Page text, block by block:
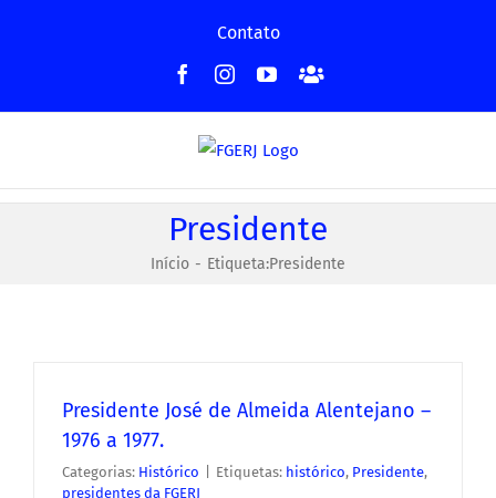
conteúdo
Contato
FacebookInstagram
YouTubeFacebook
Grupo
Presidente
Início Etiqueta:Presidente
Presidente José de Almeida Alentejano –
1976 a 1977.
Categorias: Histórico Etiquetas: histórico, Presidente,
presidentes da FGERJ